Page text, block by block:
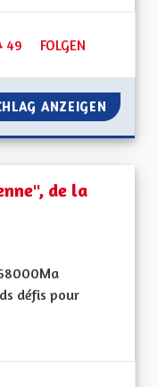
49 49 FOLLOWER
FOLGEN
VITESSE À 90 KM/
ANZEIGEN
de la
défis pour